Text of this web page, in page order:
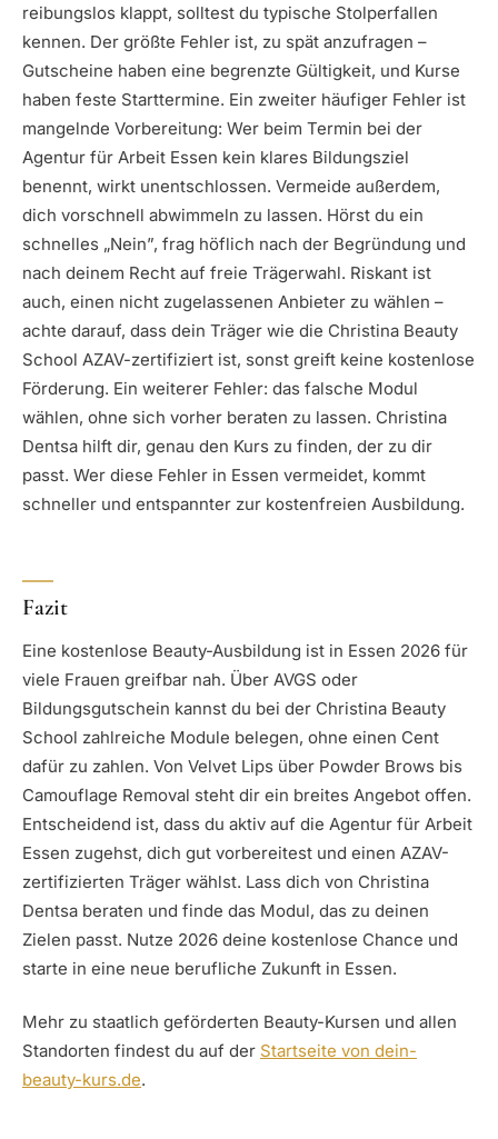
reibungslos klappt, solltest du typische Stolperfallen
kennen. Der größte Fehler ist, zu spät anzufragen –
Gutscheine haben eine begrenzte Gültigkeit, und Kurse
haben feste Starttermine. Ein zweiter häufiger Fehler ist
mangelnde Vorbereitung: Wer beim Termin bei der
Agentur für Arbeit Essen kein klares Bildungsziel
benennt, wirkt unentschlossen. Vermeide außerdem,
dich vorschnell abwimmeln zu lassen. Hörst du ein
schnelles „Nein”, frag höflich nach der Begründung und
nach deinem Recht auf freie Trägerwahl. Riskant ist
auch, einen nicht zugelassenen Anbieter zu wählen –
achte darauf, dass dein Träger wie die Christina Beauty
School AZAV-zertifiziert ist, sonst greift keine kostenlose
Förderung. Ein weiterer Fehler: das falsche Modul
wählen, ohne sich vorher beraten zu lassen. Christina
Dentsa hilft dir, genau den Kurs zu finden, der zu dir
passt. Wer diese Fehler in Essen vermeidet, kommt
schneller und entspannter zur kostenfreien Ausbildung.
Fazit
Eine kostenlose Beauty-Ausbildung ist in Essen 2026 für
viele Frauen greifbar nah. Über AVGS oder
Bildungsgutschein kannst du bei der Christina Beauty
School zahlreiche Module belegen, ohne einen Cent
dafür zu zahlen. Von Velvet Lips über Powder Brows bis
Camouflage Removal steht dir ein breites Angebot offen.
Entscheidend ist, dass du aktiv auf die Agentur für Arbeit
Essen zugehst, dich gut vorbereitest und einen AZAV-
zertifizierten Träger wählst. Lass dich von Christina
Dentsa beraten und finde das Modul, das zu deinen
Zielen passt. Nutze 2026 deine kostenlose Chance und
starte in eine neue berufliche Zukunft in Essen.
Mehr zu staatlich geförderten Beauty-Kursen und allen
Standorten findest du auf der Startseite von dein-
beauty-kurs.de.